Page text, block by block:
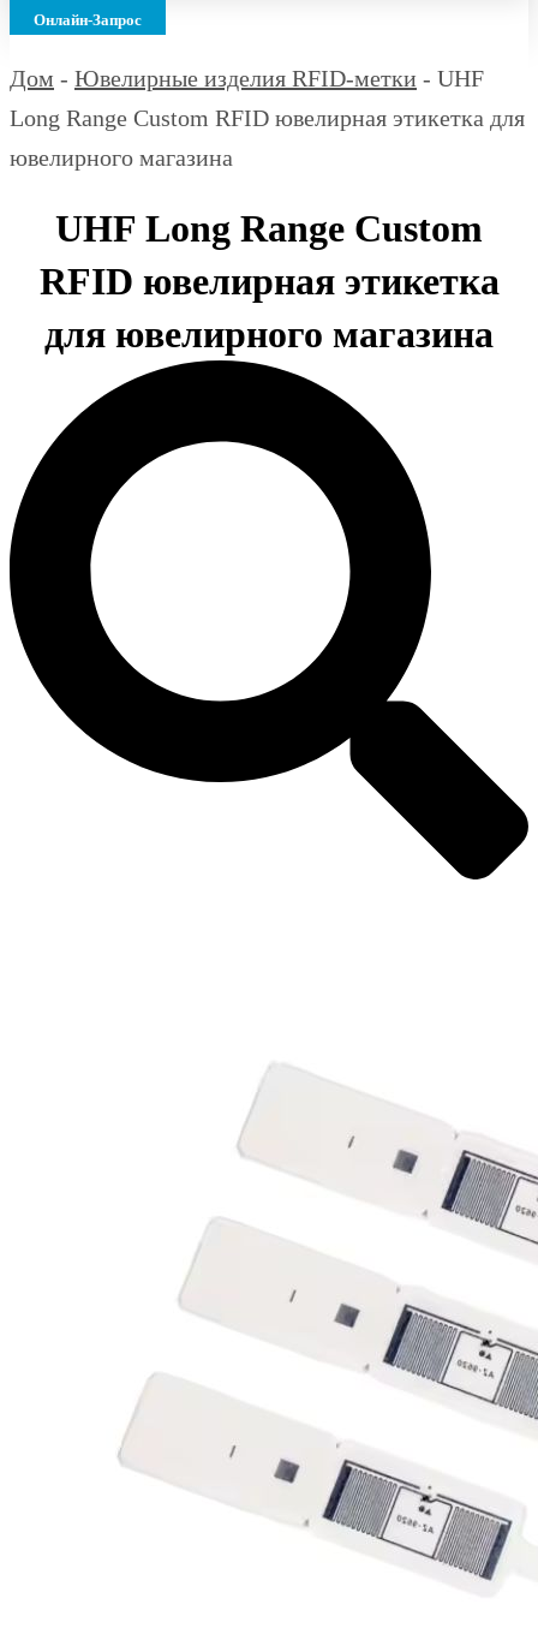
Онлайн-Запрос
Дом - Ювелирные изделия RFID-метки - UHF
Long Range Custom RFID ювелирная этикетка для
ювелирного магазина
UHF Long Range Custom
RFID ювелирная этикетка
для ювелирного магазина